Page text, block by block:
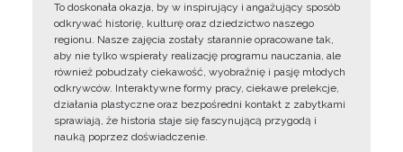
To doskonała okazja, by w inspirujący i angażujący sposób
odkrywać historię, kulturę oraz dziedzictwo naszego
regionu. Nasze zajęcia zostały starannie opracowane tak,
aby nie tylko wspierały realizację programu nauczania, ale
również pobudzały ciekawość, wyobraźnię i pasję młodych
odkrywców. Interaktywne formy pracy, ciekawe prelekcje,
działania plastyczne oraz bezpośredni kontakt z zabytkami
sprawiają, że historia staje się fascynującą przygodą i
nauką poprzez doświadczenie.